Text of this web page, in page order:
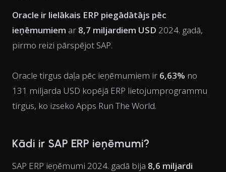
Oracle ir lielākais ERP piegādātājs pēc
ieņēmumiem ar 8,7 miljardiem USD 2024. gadā,
pirmo reizi pārspējot SAP.
Oracle tirgus daļa pēc ieņēmumiem ir 6,63% no
131 miljarda USD kopējā ERP lietojumprogrammu
tirgus, ko izseko Apps Run The World.
Kādi ir SAP ERP ieņēmumi?
SAP ERP ieņēmumi 2024. gadā bija 8,6 miljardi